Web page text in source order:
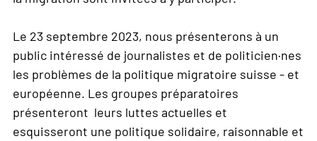
Le 23 septembre 2023, nous présenterons à un
public intéressé de journalistes et de politicien·nes
les problèmes de la politique migratoire suisse - et
européenne. Les groupes préparatoires
présenteront leurs luttes actuelles et
esquisseront une politique solidaire, raisonnable et